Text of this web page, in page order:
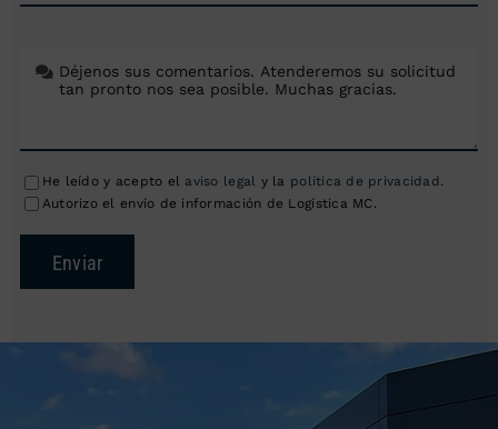
He leído y acepto el aviso legal y la política de privacidad .
Autorizo el envío de información de Logística MC.
Enviar